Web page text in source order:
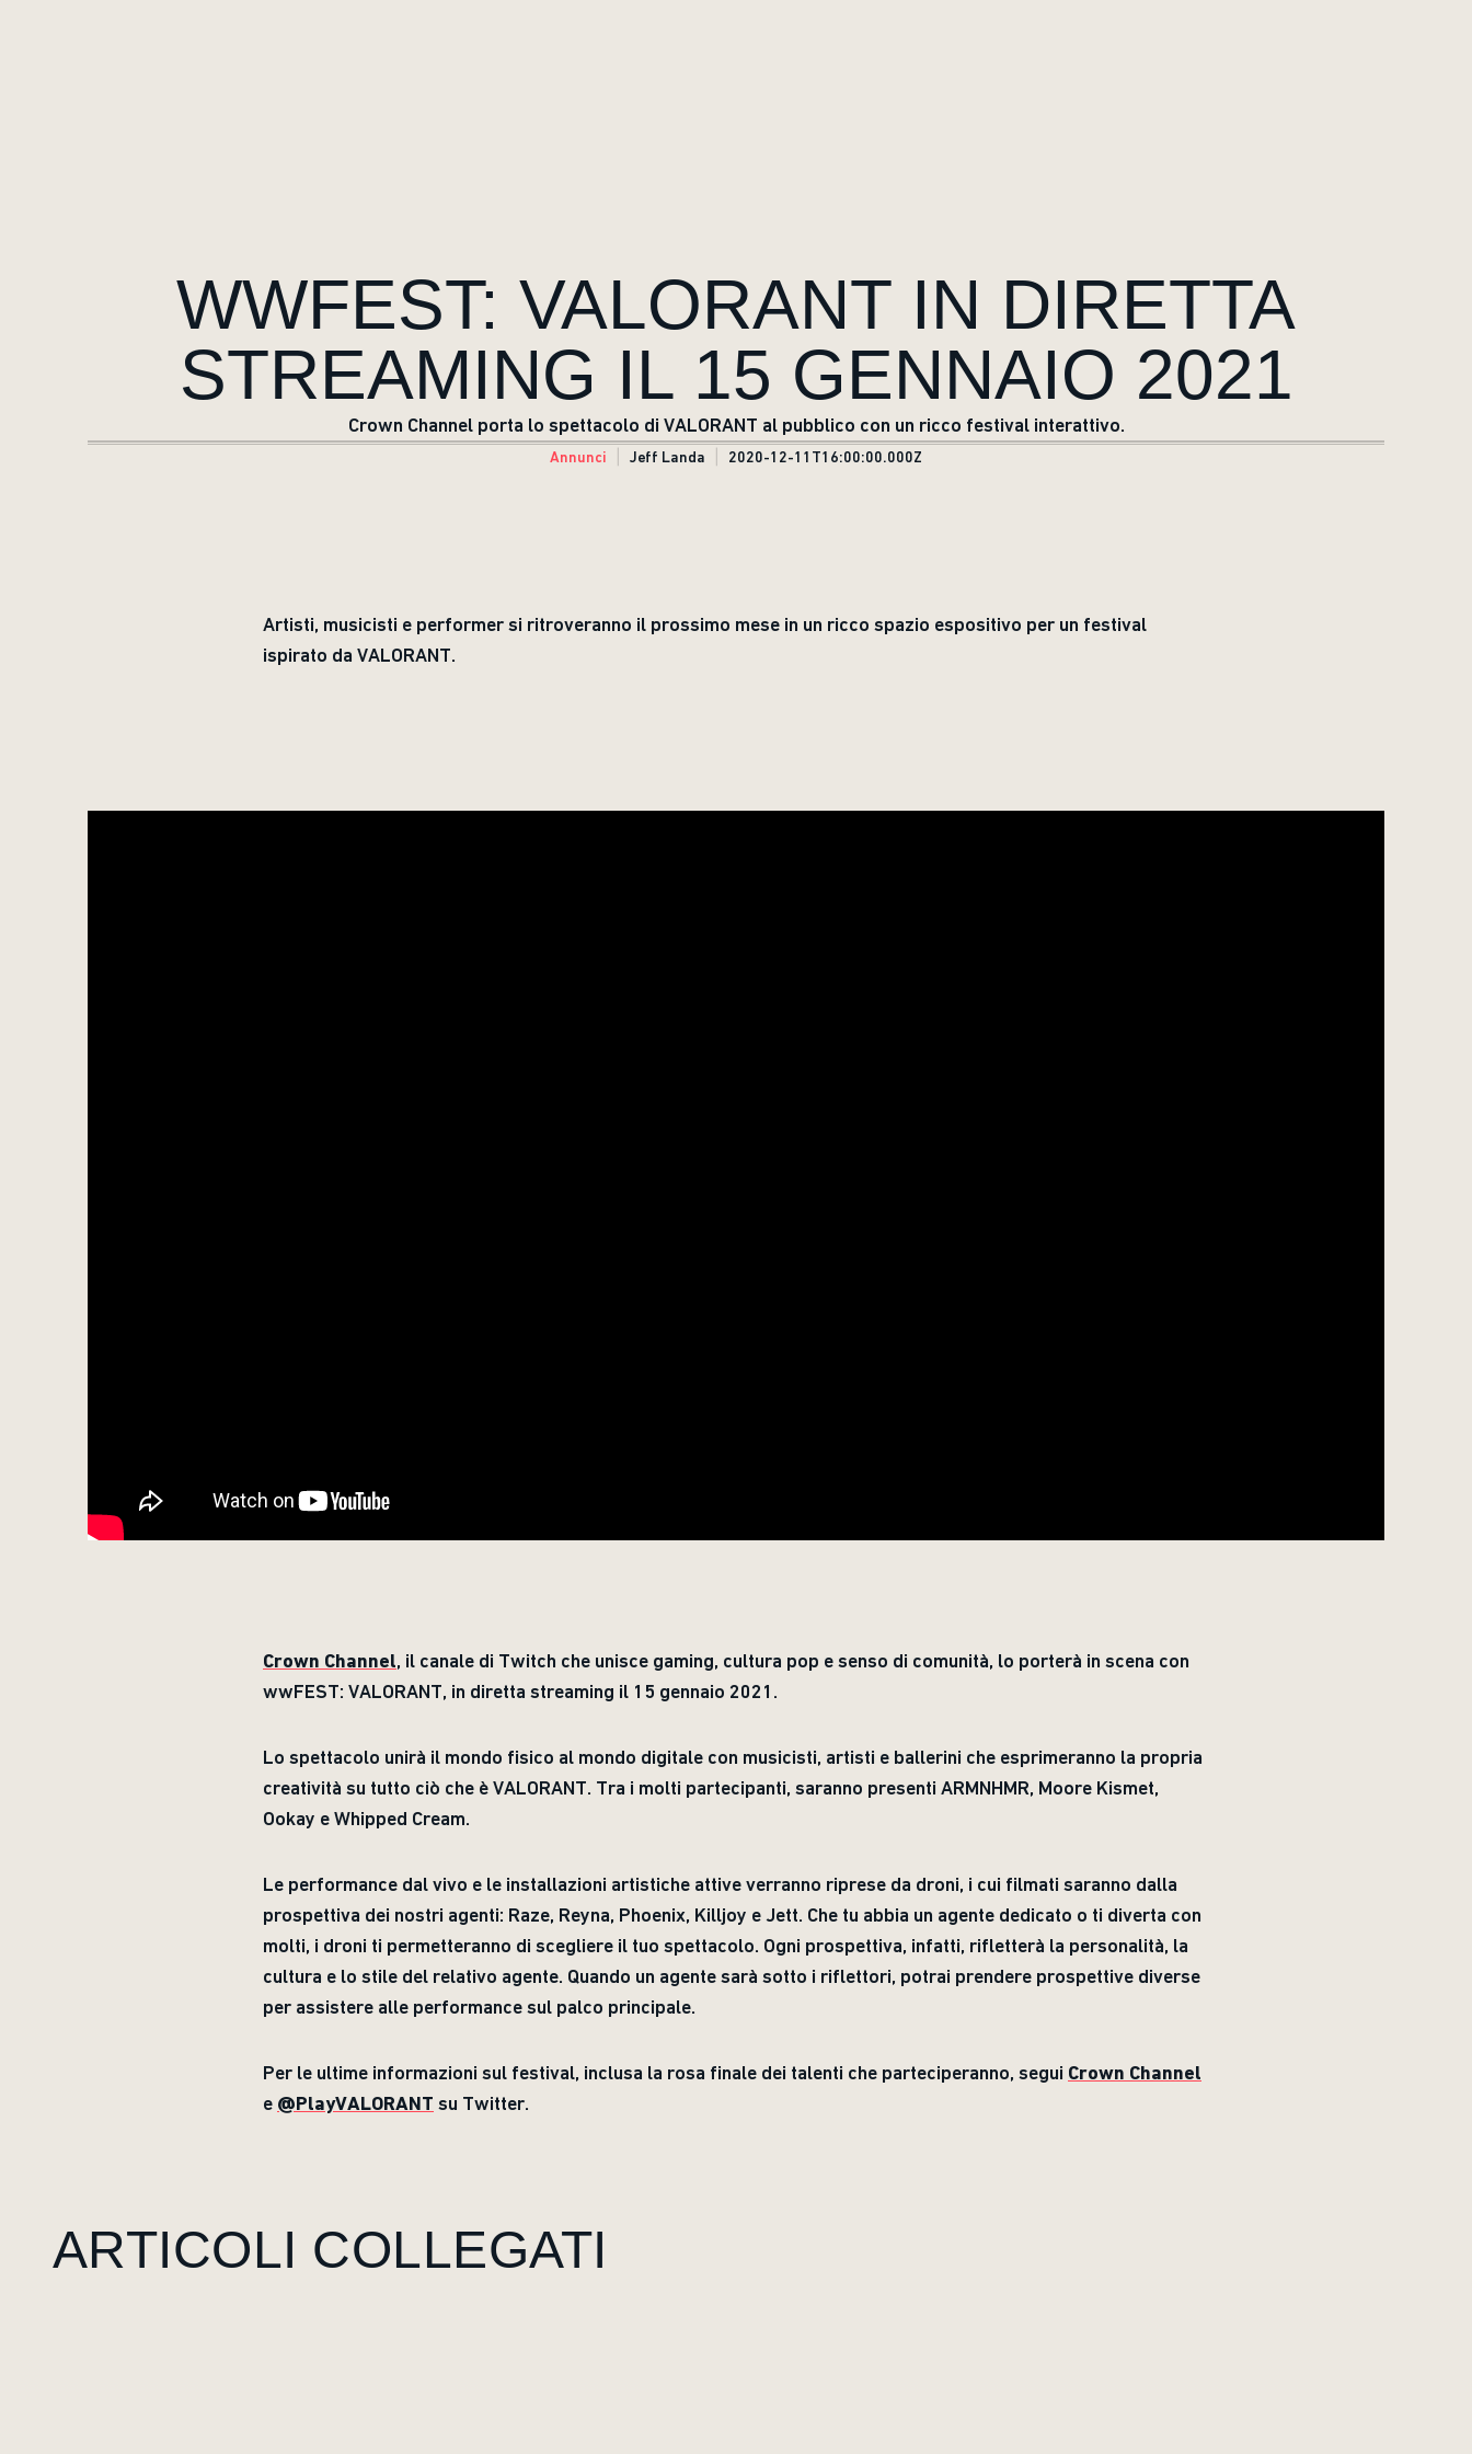
WWFEST: VALORANT IN DIRETTA
STREAMING IL 15 GENNAIO 2021
Crown Channel porta lo spettacolo di VALORANT al pubblico con un ricco festival interattivo.
Annunci Jeff Landa 2020-12-11T16:00:00.000Z
Artisti, musicisti e performer si ritroveranno il prossimo mese in un ricco spazio espositivo per un festival
ispirato da VALORANT.
Crown Channel, il canale di Twitch che unisce gaming, cultura pop e senso di comunità, lo porterà in scena con
wwFEST: VALORANT, in diretta streaming il 15 gennaio 2021.
Lo spettacolo unirà il mondo fisico al mondo digitale con musicisti, artisti e ballerini che esprimeranno la propria
creatività su tutto ciò che è VALORANT. Tra i molti partecipanti, saranno presenti ARMNHMR, Moore Kismet,
Ookay e Whipped Cream.
Le performance dal vivo e le installazioni artistiche attive verranno riprese da droni, i cui filmati saranno dalla
prospettiva dei nostri agenti: Raze, Reyna, Phoenix, Killjoy e Jett. Che tu abbia un agente dedicato o ti diverta con
molti, i droni ti permetteranno di scegliere il tuo spettacolo. Ogni prospettiva, infatti, rifletterà la personalità, la
cultura e lo stile del relativo agente. Quando un agente sarà sotto i riflettori, potrai prendere prospettive diverse
per assistere alle performance sul palco principale.
Per le ultime informazioni sul festival, inclusa la rosa finale dei talenti che parteciperanno, segui Crown Channel
e @PlayVALORANT su Twitter.
ARTICOLI COLLEGATI